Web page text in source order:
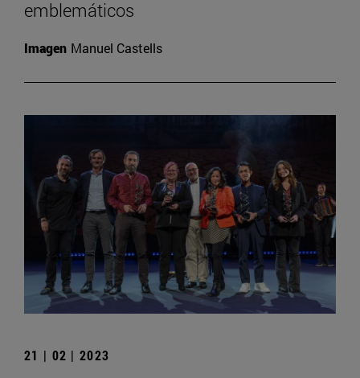
emblemáticos
Imagen Manuel Castells
21 | 02 | 2023